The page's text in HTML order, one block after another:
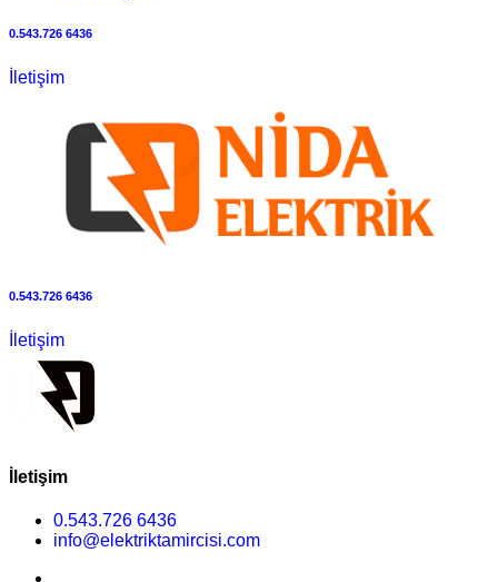
0.543.726 6436
İletişim
0.543.726 6436
İletişim
İletişim
0.543.726 6436
info@elektriktamircisi.com